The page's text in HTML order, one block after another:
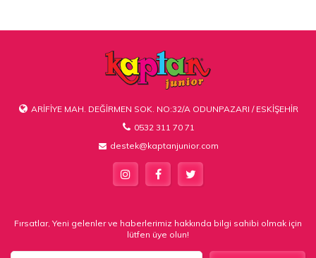
ARİFİYE MAH. DEĞİRMEN SOK. NO:32/A ODUNPAZARI / ESKİŞEHİR
0532 311 70 71
destek@kaptanjunior.com
Fırsatlar, Yeni gelenler ve haberlerimiz hakkında bilgi sahibi olmak için
lütfen üye olun!